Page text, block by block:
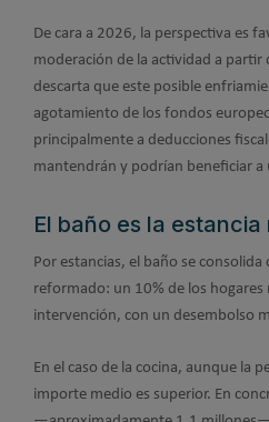
De cara a 2026, la perspectiva es
moderación de la actividad a partir
descarta que este posible
agotamiento de los fondos
principalmente a deducciones
mantendrán y podrían beneficiar
El baño es la
Por estancias, el baño se consolida
reformado: un 10% de los hogares
intervención, con un desembolso
En el caso de la cocina, aunque la
importe medio es superior. En